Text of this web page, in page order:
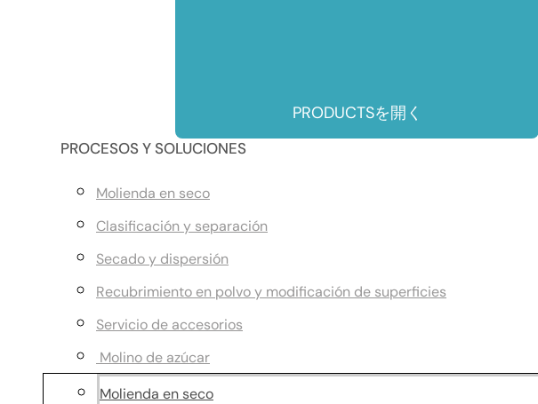
PRODUCTSを開く
PROCESOS Y SOLUCIONES
Molienda en seco
Clasificación y separación
Secado y dispersión
Recubrimiento en polvo y modificación de superficies
Servicio de accesorios
Molino de azúcar
Molienda en seco